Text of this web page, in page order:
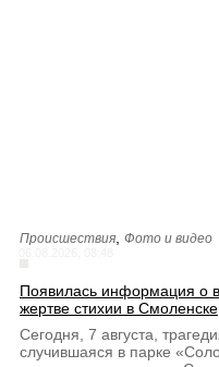
Происшествия Фото и видео
Появилась информация о
жертве стихии в Смоленске
Сегодня, 7 августа,
случившаяся в парке